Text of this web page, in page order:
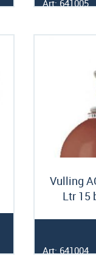
Art: 641005
Vulling
Ltr 15
Art: 641004